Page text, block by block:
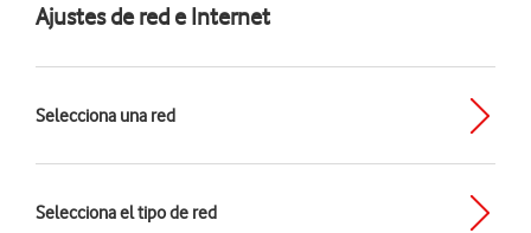
Ajustes de red e Internet
Selecciona una red
Selecciona el tipo de red